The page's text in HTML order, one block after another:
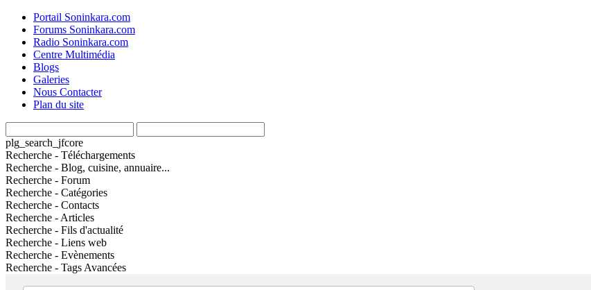
Portail Soninkara.com
Forums Soninkara.com
Radio Soninkara.com
Centre Multimédia
Blogs
Galeries
Nous Contacter
Plan du site
plg_search_jfcore
Recherche - Téléchargements
Recherche - Blog, cuisine, annuaire...
Recherche - Forum
Recherche - Catégories
Recherche - Contacts
Recherche - Articles
Recherche - Fils d'actualité
Recherche - Liens web
Recherche - Evènements
Recherche - Tags Avancées